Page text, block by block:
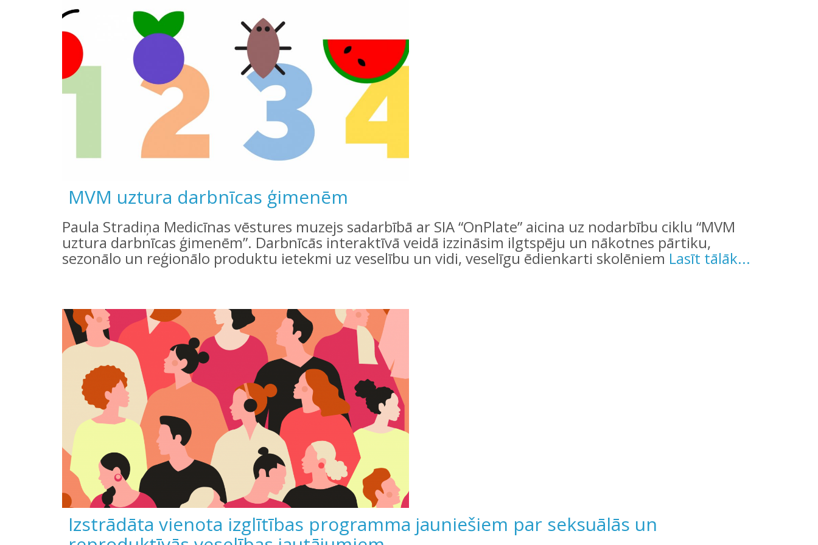
MVM uztura darbnīcas ģimenēm
Paula Stradiņa Medicīnas vēstures muzejs sadarbībā ar SIA “OnPlate” aicina uz nodarbību ciklu “MVM
uztura darbnīcas ģimenēm”. Darbnīcās interaktīvā veidā izzināsim ilgtspēju un nākotnes pārtiku,
sezonālo un reģionālo produktu ietekmi uz veselību un vidi, veselīgu ēdienkarti skolēniem Lasīt tālāk...
Izstrādāta vienota izglītības programma jauniešiem par seksuālās un